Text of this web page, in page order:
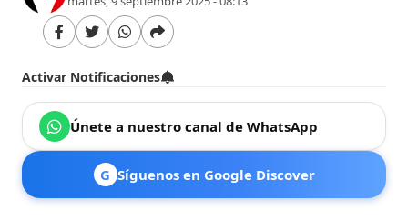
Activar Notificaciones
Únete a nuestro canal de WhatsApp
G Síguenos en Google Discover